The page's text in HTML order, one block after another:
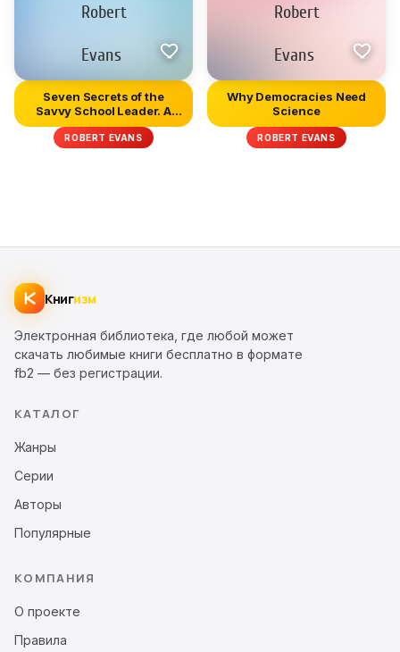
Seven Secrets of the
Savvy School Leader. A
Guide...
ROBERT EVANS
Why Democracies Need
Science
ROBERT EVANS
Книгизм
Электронная библиотека, где любой может
скачать любимые книги бесплатно в формате
fb2 — без регистрации.
КАТАЛОГ
Жанры
Серии
Авторы
Популярные
КОМПАНИЯ
О проекте
Правила